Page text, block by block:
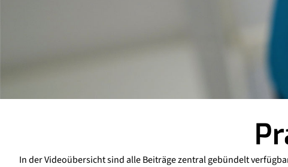
In der Videoübersicht sind alle Beiträge zentral gebündelt